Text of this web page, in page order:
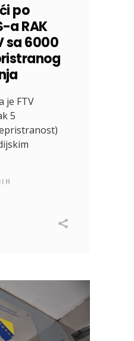
po
a RAK
sa 6000
je FTV
5